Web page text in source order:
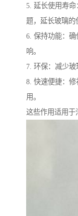
5. 延长使用寿命
题，延长玻璃的
6. 保持功能：
响。
7. 环保：减少玻
8. 快速便捷：
用。
这些作用适用于